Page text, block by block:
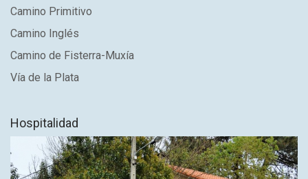
Camino Primitivo
Camino Inglés
Camino de Fisterra-Muxía
Vía de la Plata
Hospitalidad